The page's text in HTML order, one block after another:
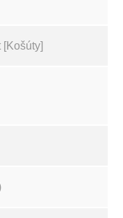
[Košúty]